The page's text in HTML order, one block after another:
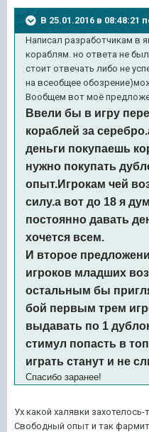
В 25.01.2016 в 08:48:21
Написал разработчикам в
кораблям. но ответа не
стоит отвечать либо не
на всеобщее
Вообщем вот моё
Ввели бы в игру
кораблей за
деньги покупаешь
нужно покупать
опыт.Игрокам чей
силу.а вот до 18 я
постоянно давать
хочется всем.
И второе
игроков младших
остальным бы
бой первым трем
выдавать по 1
стимул попасть в
играть станут и не
Спасибо заранее!
Ух какой халявки захотелось-
Свободный опыт и так